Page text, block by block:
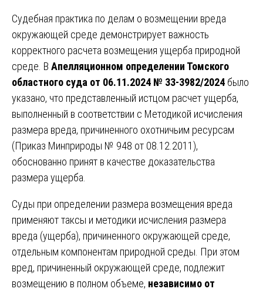
Судебная практика по делам о возмещении вреда
окружающей среде демонстрирует важность
корректного расчета возмещения ущерба природной
среде. В Апелляционном определении Томского
областного суда от 06.11.2024 № 33-3982/2024 было
указано, что представленный истцом расчет ущерба,
выполненный в соответствии с Методикой исчисления
размера вреда, причиненного охотничьим ресурсам
(Приказ Минприроды № 948 от 08.12.2011),
обоснованно принят в качестве доказательства
размера ущерба.
Суды при определении размера возмещения вреда
применяют таксы и методики исчисления размера
вреда (ущерба), причиненного окружающей среде,
отдельным компонентам природной среды. При этом
вред, причиненный окружающей среде, подлежит
возмещению в полном объеме, независимо от